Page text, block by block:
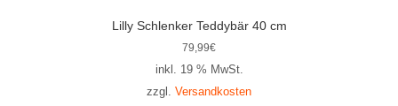
Lilly Schlenker Teddybär 40 cm
79,99€
inkl. 19 % MwSt.
zzgl. Versandkosten